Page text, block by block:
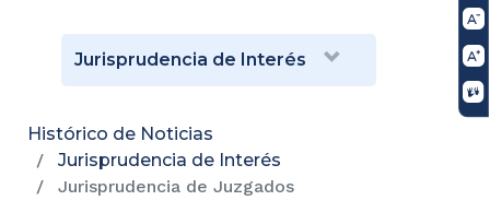
Jurisprudencia de Interés
Histórico de Noticias
Jurisprudencia de Interés
Jurisprudencia de Juzgados